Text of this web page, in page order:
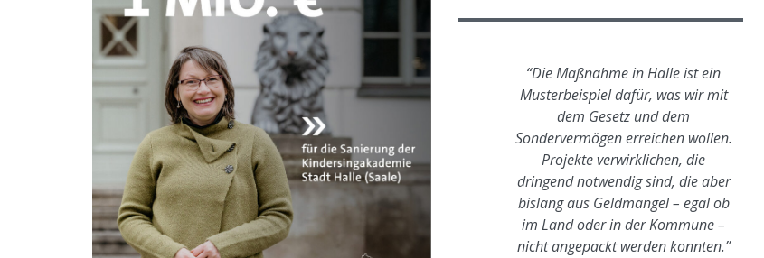
“Die Maßnahme in Halle ist ein
Musterbeispiel dafür, was wir mit
dem Gesetz und dem
Sondervermögen erreichen wollen.
Projekte verwirklichen, die
dringend notwendig sind, die aber
bislang aus Geldmangel – egal ob
im Land oder in der Kommune –
nicht angepackt werden konnten.”